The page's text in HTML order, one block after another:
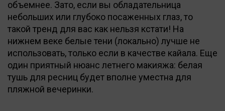
объемнее. Зато, если вы обладательница
небольших или глубоко посаженных глаз, то
такой тренд для вас как нельзя кстати! На
нижнем веке белые тени (локально) лучше не
использовать, только если в качестве кайала. Еще
один приятный нюанс летнего макияжа: белая
тушь для ресниц будет вполне уместна для
пляжной вечеринки.